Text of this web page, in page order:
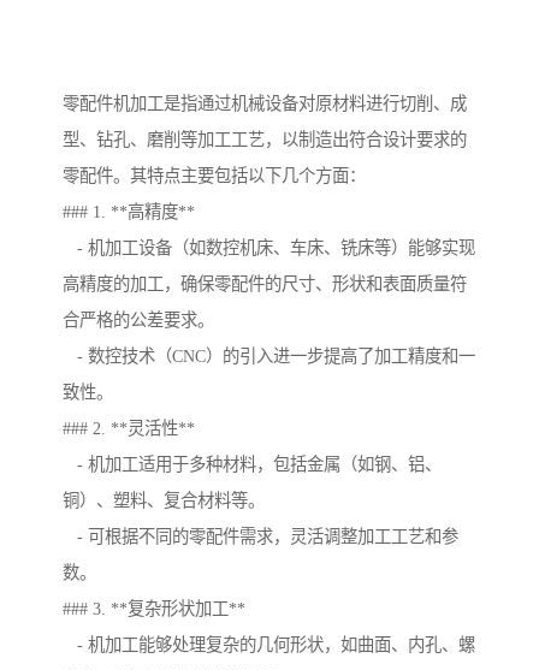
零配件机加工是指通过机械设备对原材料进行切削、成
型、钻孔、磨削等加工工艺，以制造出符合设计要求的
零配件。其特点主要包括以下几个方面：
### 1. **高精度**
- 机加工设备（如数控机床、车床、铣床等）能够实现
高精度的加工，确保零配件的尺寸、形状和表面质量符
合严格的公差要求。
- 数控技术（CNC）的引入进一步提高了加工精度和一
致性。
### 2. **灵活性**
- 机加工适用于多种材料，包括金属（如钢、铝、
铜）、塑料、复合材料等。
- 可根据不同的零配件需求，灵活调整加工工艺和参
数。
### 3. **复杂形状加工**
- 机加工能够处理复杂的几何形状，如曲面、内孔、螺